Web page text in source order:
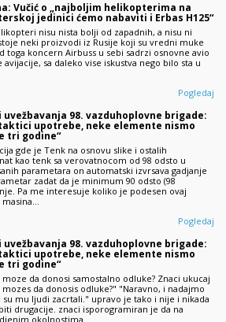
Vučić o „najboljim helikopterima na
jedinici ćemo nabaviti i Erbas H125“
nisu nista bolji od zapadnih, a nisu ni
neki proizvodi iz Rusije koji su vredni muke
toga koncern Airbuss u sebi sadrzi osnovne avio
sa daleko vise iskustva nego bilo sta u
Pogledaj
98. vazduhoplovne brigade:
upotrebe, neke elemente nismo
tri godine“
gde je Tenk na osnovu slike i ostalih
kao tenk sa verovatnocom od 98 odsto u
parametara on automatski izvrsava gadjanje
zadat da je minimum 90 odsto (98
Pa me interesuje koliko je podesen ovaj
masina…
Pogledaj
98. vazduhoplovne brigade:
upotrebe, neke elemente nismo
tri godine“
da donosi samostalno odluke? Znaci ukucaj
da donosis odluke?" "Naravno, i nadajmo
su mu ljudi zacrtali." upravo je tako i nije i nikada
drugacije. znaci isporogramiran je da na
okolnostima…